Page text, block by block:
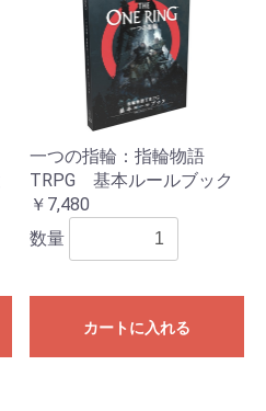
一つの指輪：指輪物語
TRPG 基本ルールブック
￥7,480
数量
カートに入れる